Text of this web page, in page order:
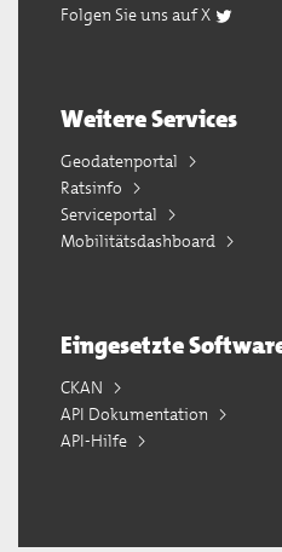
Folgen Sie uns auf X
Weitere Services
Geodatenportal
Ratsinfo
Serviceportal
Mobilitätsdashboard
Eingesetzte
CKAN
API Dokumentation
API-Hilfe